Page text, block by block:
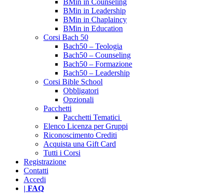
BMin in Counseling
BMin in Leadership
BMin in Chaplaincy
BMin in Education
Corsi Bach 50
Bach50 – Teologia
Bach50 – Counseling
Bach50 – Formazione
Bach50 – Leadership
Corsi Bible School
Obbligatori
Opzionali
Pacchetti
Pacchetti Tematici
Elenco Licenza per Gruppi
Riconoscimento Crediti
Acquista una Gift Card
Tutti i Corsi
Registrazione
Contatti
Accedi
| FAQ